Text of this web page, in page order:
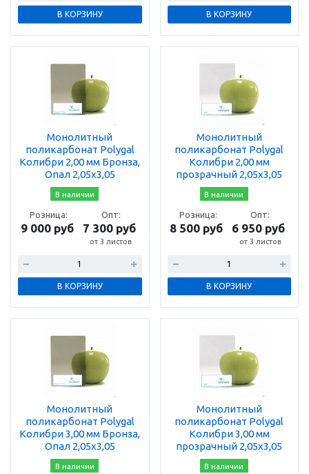
В КОРЗИНУ В КОРЗИНУ
Монолитный
поликарбонат Polygal
Колибри 2,00 мм Бронза,
Опал 2,05х3,05
В наличии
Розница:
9 000 руб
Опт:
7 300 руб
от 3 листов
В КОРЗИНУ
Монолитный
поликарбонат Polygal
Колибри 2,00 мм
прозрачный 2,05х3,05
В наличии
Розница:
8 500 руб
Опт:
6 950 руб
от 3 листов
В КОРЗИНУ
Монолитный
поликарбонат Polygal
Колибри 3,00 мм Бронза,
Опал 2,05х3,05
В наличии
Монолитный
поликарбонат Polygal
Колибри 3,00 мм
прозрачный 2,05х3,05
В наличии